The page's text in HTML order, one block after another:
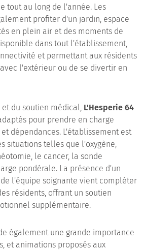
tout au long de l'année. Les
profiter d'un jardin, espace
en plein air et des moments de
dans tout l'établissement,
et permettant aux résidents
l'extérieur ou de se divertir en
du soutien médical, L'Hesperie 64
pour prendre en charge
dépendances. L'établissement est
situations telles que l'oxygène,
le cancer, la sonde
pondérale. La présence d'un
l'équipe soignante vient compléter
résidents, offrant un soutien
supplémentaire.
également une grande importance
et animations proposés aux